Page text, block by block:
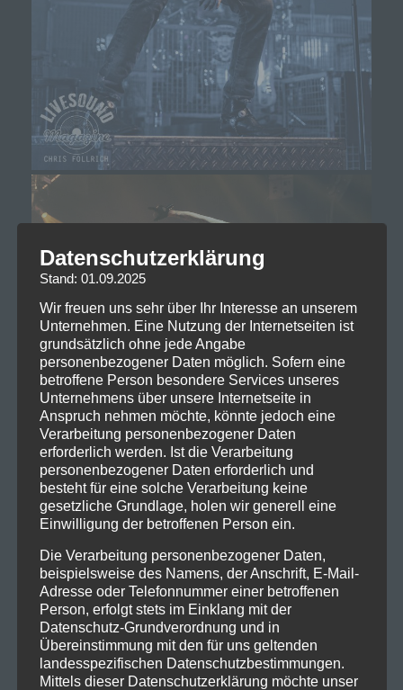
Datenschutzerklärung
Stand: 01.09.2025
Wir freuen uns sehr über Ihr Interesse an unserem
Unternehmen. Eine Nutzung der Internetseiten ist
grundsätzlich ohne jede Angabe
personenbezogener Daten möglich. Sofern eine
betroffene Person besondere Services unseres
Unternehmens über unsere Internetseite in
Anspruch nehmen möchte, könnte jedoch eine
Verarbeitung personenbezogener Daten
erforderlich werden. Ist die Verarbeitung
personenbezogener Daten erforderlich und
besteht für eine solche Verarbeitung keine
gesetzliche Grundlage, holen wir generell eine
Einwilligung der betroffenen Person ein.
Die Verarbeitung personenbezogener Daten,
beispielsweise des Namens, der Anschrift, E-Mail-
Adresse oder Telefonnummer einer betroffenen
Person, erfolgt stets im Einklang mit der
Datenschutz-Grundverordnung und in
Übereinstimmung mit den für uns geltenden
landesspezifischen Datenschutzbestimmungen.
Mittels dieser Datenschutzerklärung möchte unser